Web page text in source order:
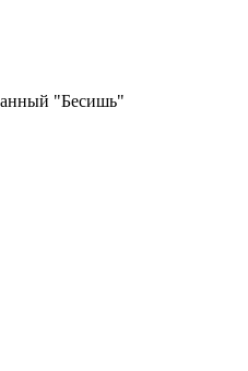
"Бесишь"